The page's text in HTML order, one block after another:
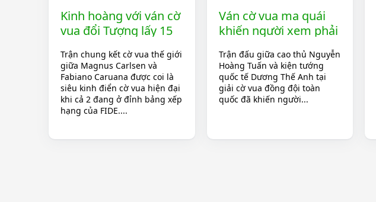
Kinh hoàng với ván cờ
vua đổi Tượng lấy 15
Trận chung kết cờ vua thế giới
giữa Magnus Carlsen và
Fabiano Caruana được coi là
siêu kinh điển cờ vua hiện đại
khi cả 2 đang ở đỉnh bảng xếp
hạng của FIDE....
Ván cờ vua ma quái
khiến người xem phải
Trận đấu giữa cao thủ Nguyễn
Hoàng Tuấn và kiện tướng
quốc tế Dương Thế Anh tại
giải cờ vua đồng đội toàn
quốc đã khiến người...